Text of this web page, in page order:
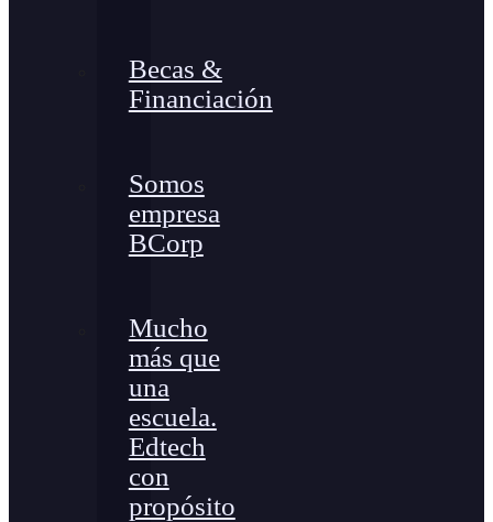
Becas &
Financiación
Somos
empresa
BCorp
Mucho
más que
una
escuela.
Edtech
con
propósito